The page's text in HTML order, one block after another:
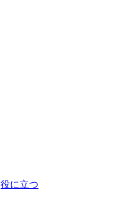
役に立つ